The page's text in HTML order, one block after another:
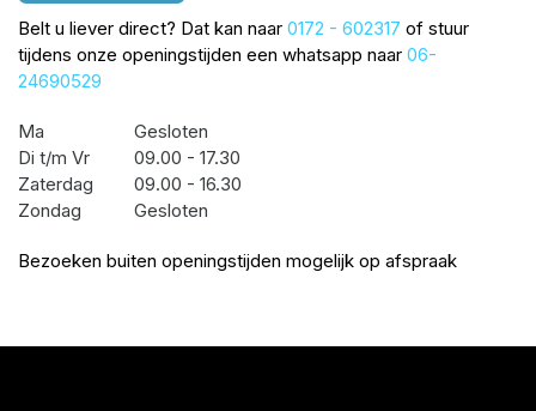
Belt u liever direct? Dat kan naar 0172 - 602317 of stuur
tijdens onze openingstijden een whatsapp naar 06-
24690529
Ma
Gesloten
Di t/m Vr
09.00 - 17.30
Zaterdag
09.00 - 16.30
Zondag
Gesloten
Bezoeken buiten openingstijden mogelijk op afspraak